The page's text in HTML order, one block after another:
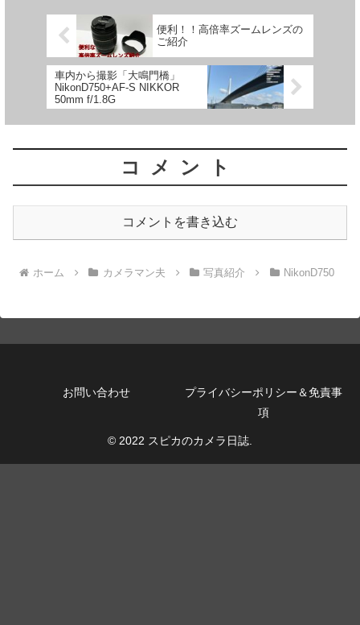
便利！！高倍率ズームレンズの
ご紹介
車内から撮影「大鳴門橋」
NikonD750+AF-S NIKKOR
50mm f/1.8G
コメント
コメントを書き込む
ホーム カメラマン夫 写真紹介 NikonD750
お問い合わせ
プライバシーポリシー＆免責事
項
© 2022 スピカのカメラ日誌.